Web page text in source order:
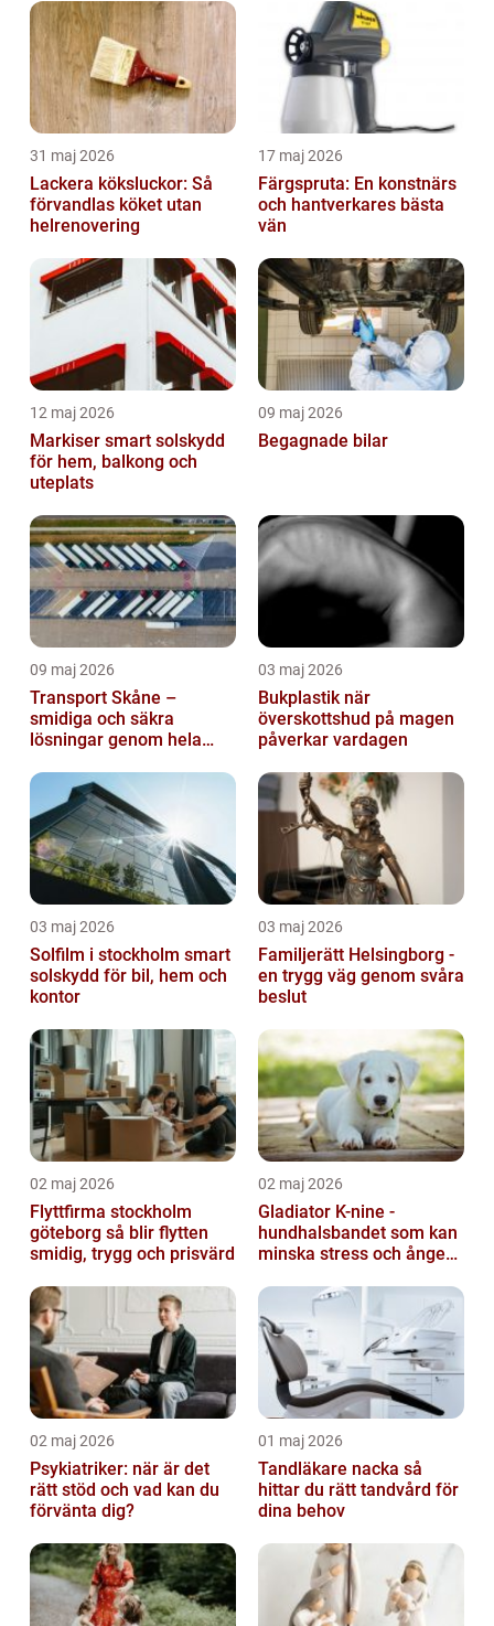
31 maj 2026
Lackera köksluckor: Så
förvandlas köket utan
helrenovering
17 maj 2026
Färgspruta: En konstnärs
och hantverkares bästa
vän
12 maj 2026
Markiser smart solskydd
för hem, balkong och
uteplats
09 maj 2026
Begagnade bilar
09 maj 2026
Transport Skåne –
smidiga och säkra
lösningar genom hela
03 maj 2026
Bukplastik när
överskottshud på magen
påverkar vardagen
03 maj 2026
Solfilm i stockholm smart
solskydd för bil, hem och
kontor
03 maj 2026
Familjerätt Helsingborg -
en trygg väg genom svåra
beslut
02 maj 2026
Flyttfirma stockholm
göteborg så blir flytten
smidig, trygg och prisvärd
02 maj 2026
Gladiator K-nine -
hundhalsbandet som kan
minska stress och ångest
02 maj 2026
Psykiatriker: när är det
rätt stöd och vad kan du
förvänta dig?
01 maj 2026
Tandläkare nacka så
hittar du rätt tandvård för
dina behov